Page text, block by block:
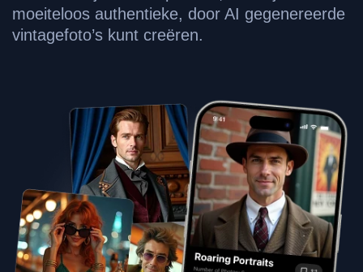
moeiteloos authentieke, door AI gegenereerde
vintagefoto’s kunt creëren.